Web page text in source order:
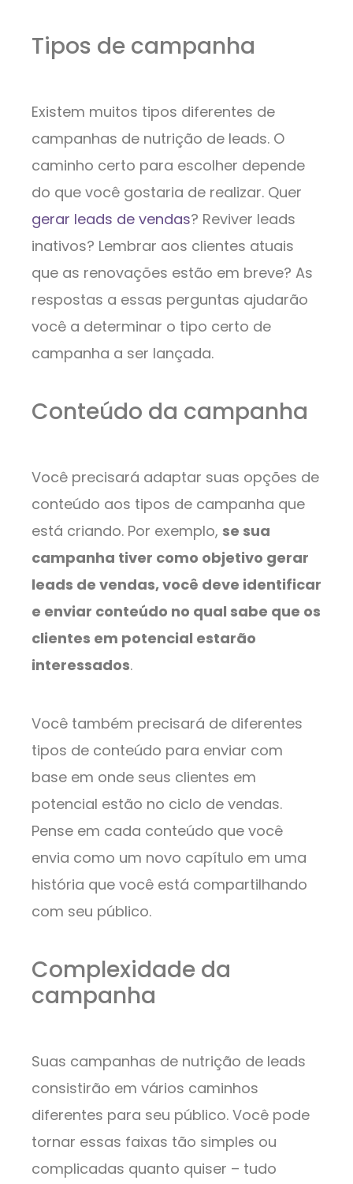
Tipos de campanha
Existem muitos tipos diferentes de
campanhas de nutrição de leads. O
caminho certo para escolher depende
do que você gostaria de realizar. Quer
gerar leads de vendas? Reviver leads
inativos? Lembrar aos clientes atuais
que as renovações estão em breve? As
respostas a essas perguntas ajudarão
você a determinar o tipo certo de
campanha a ser lançada.
Conteúdo da campanha
Você precisará adaptar suas opções de
conteúdo aos tipos de campanha que
está criando. Por exemplo, se sua
campanha tiver como objetivo gerar
leads de vendas, você deve identificar
e enviar conteúdo no qual sabe que os
clientes em potencial estarão
interessados.
Você também precisará de diferentes
tipos de conteúdo para enviar com
base em onde seus clientes em
potencial estão no ciclo de vendas.
Pense em cada conteúdo que você
envia como um novo capítulo em uma
história que você está compartilhando
com seu público.
Complexidade da
campanha
Suas campanhas de nutrição de leads
consistirão em vários caminhos
diferentes para seu público. Você pode
tornar essas faixas tão simples ou
complicadas quanto quiser – tudo